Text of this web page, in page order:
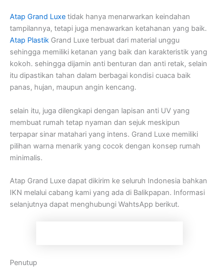
Atap Grand Luxe tidak hanya menarwarkan keindahan
tampilannya, tetapi juga menawarkan ketahanan yang baik.
Atap Plastik Grand Luxe terbuat dari material unggu
sehingga memiliki ketanan yang baik dan karakteristik yang
kokoh. sehingga dijamin anti benturan dan anti retak, selain
itu dipastikan tahan dalam berbagai kondisi cuaca baik
panas, hujan, maupun angin kencang.
selain itu, juga dilengkapi dengan lapisan anti UV yang
membuat rumah tetap nyaman dan sejuk meskipun
terpapar sinar matahari yang intens. Grand Luxe memiliki
pilihan warna menarik yang cocok dengan konsep rumah
minimalis.
Atap Grand Luxe dapat dikirim ke seluruh Indonesia bahkan
IKN melalui cabang kami yang ada di Balikpapan. Informasi
selanjutnya dapat menghubungi WahtsApp berikut.
Penutup